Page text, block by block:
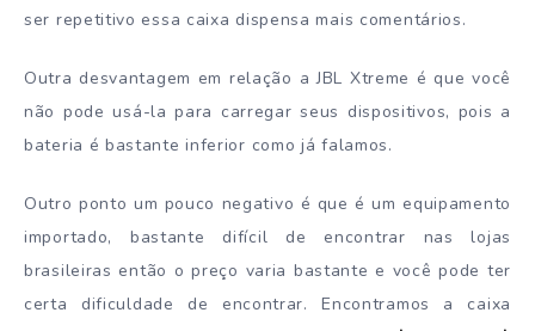
ser repetitivo essa caixa dispensa mais comentários.
Outra desvantagem em relação a JBL Xtreme é que você
não pode usá-la para carregar seus dispositivos, pois a
bateria é bastante inferior como já falamos.
Outro ponto um pouco negativo é que é um equipamento
importado, bastante difícil de encontrar nas lojas
brasileiras então o preço varia bastante e você pode ter
certa dificuldade de encontrar. Encontramos a caixa